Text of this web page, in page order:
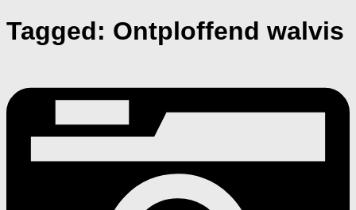
Tagged: Ontploffend walvis